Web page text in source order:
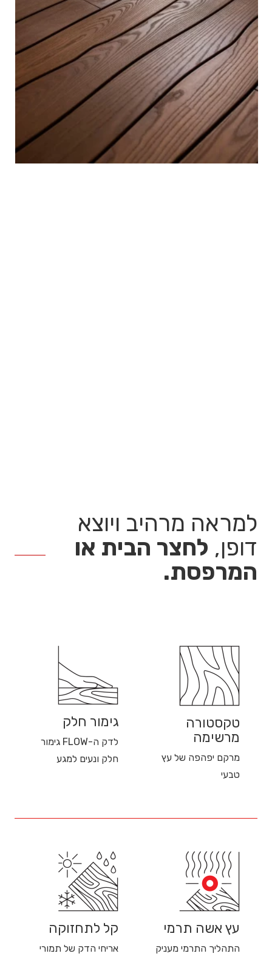
למראה מרהיב ויוצא
דופן, לחצר הבית או
המרפסת.
טקסטורה
מרשימה
מרקם יפהפה של עץ
טבעי
גימור חלק
לדק ה-FLOW גימור
חלק ונעים למגע
עץ אשה תרמי
התהליך התרמי מעניק
קל לתחזוקה
אריחי הדק של תמורי